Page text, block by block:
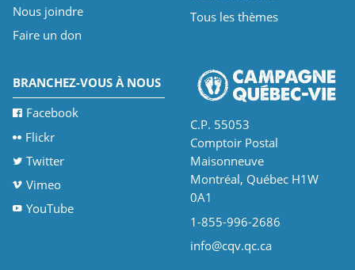
Nous joindre
Faire un don
Tous les thèmes
BRANCHEZ-VOUS À NOUS
Facebook
Flickr
Twitter
Vimeo
YouTube
C.P. 55053
Comptoir Postal
Maisonneuve
Montréal, Québec H1W
0A1
1-855-996-2686
info@cqv.qc.ca